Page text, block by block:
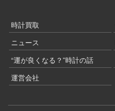
時計買取
ニュース
“運が良くなる？”時計の話
運営会社